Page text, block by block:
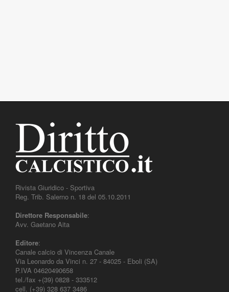
Rivista Giuridico - Sportiva
Reg. Trib. Salerno n. 18 del 05.10.2011
Direttore Responsabile:
Avv. Gaetano Aita
Editore:
Canale calcio di Vincenza Canale
Via Leonardo da Vinci n. 27 - 84025 - Eboli (SA)
P.IVA 04620490658
tel./fax +(39) 0828 - 333512
cell. (+39) 328 637 3486